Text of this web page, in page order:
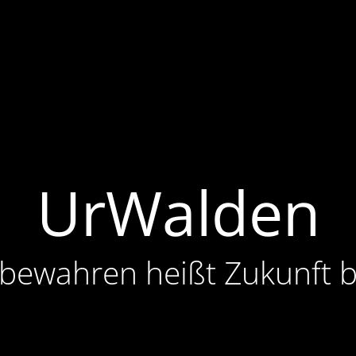
UrWalden
heißt Zukunft